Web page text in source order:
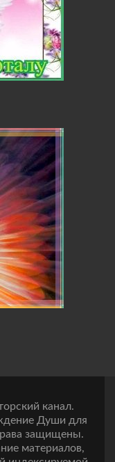
канал.
Души для
защищены.
материалов,